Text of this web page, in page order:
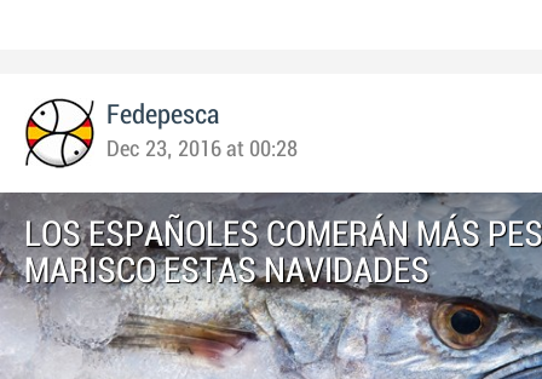
Fedepesca
Dec 23, 2016 at 00:28
LOS ESPAÑOLES COMERÁN MÁS
MARISCO ESTAS NAVIDADES